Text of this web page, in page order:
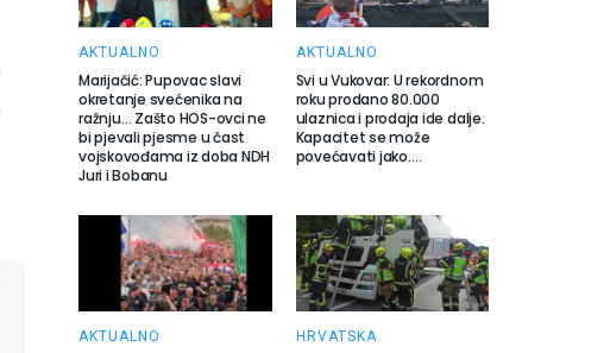
AKTUALNO
Marijačić: Pupovac slavi
okretanje svećenika na
ražnju… Zašto HOS-ovci ne
bi pjevali pjesme u čast
vojskovođama iz doba NDH
Juri i Bobanu
AKTUALNO
Svi u Vukovar: U rekordnom
roku prodano 80.000
ulaznica i prodaja ide dalje.
Kapacitet se može
povećavati jako….
AKTUALNO HRVATSKA